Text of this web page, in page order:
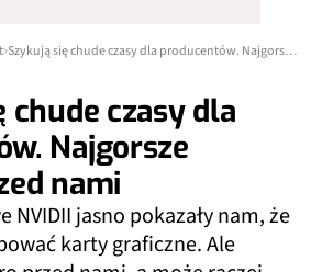
chude czasy dla
Najgorsze
nami
NVIDII jasno pokazały nam, że
karty graficzne. Ale